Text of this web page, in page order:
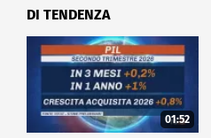
DI TENDENZA
01:52